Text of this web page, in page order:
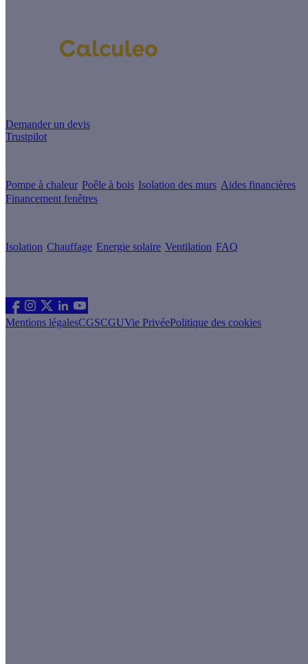
Demander un devis
Trustpilot
Pompe à chaleur Poêle à bois Isolation des murs Aides financières
Financement fenêtres
Isolation Chauffage Energie solaire Ventilation FAQ
Mentions légalesCGSCGUVie PrivéePolitique des cookies